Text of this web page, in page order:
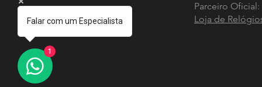
Parceiro Oficial:
Loja de
Falar com um Especialista
1